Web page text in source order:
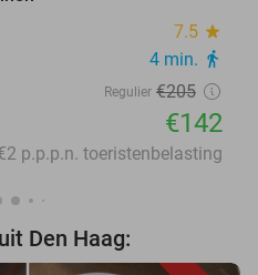
7.5 star
4 min. directions_walk
Regulier €205
€142
p.p.p.n. toeristenbelasting
Den Haag: